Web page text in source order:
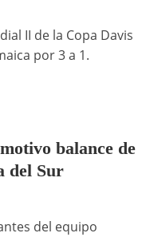
II de la Copa Davis
por 3 a 1.
balance de
del Sur
del equipo